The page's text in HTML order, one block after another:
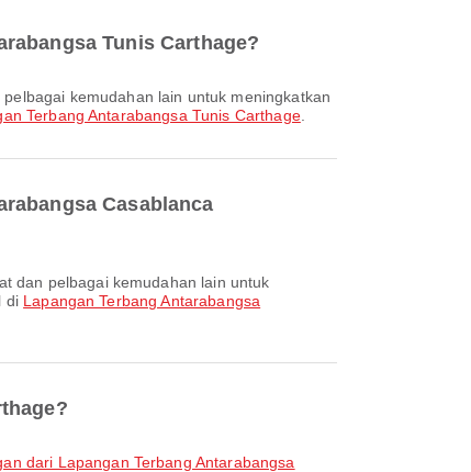
Tunis Carthage?
Terbang Antarabangsa Tunis Carthage.
Casablanca
di Lapangan Terbang Antarabangsa
dari Lapangan Terbang Antarabangsa